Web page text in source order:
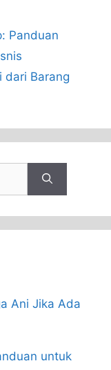
Panduan
dari Barang
Ani Jika Ada
untuk